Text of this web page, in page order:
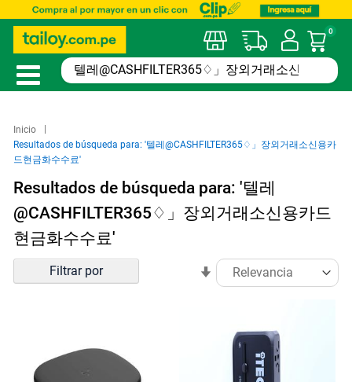
Mi
0
Inicio
Resultados de búsqueda para: '텔레@CASHFILTER365♢」장외거래소신용카
드현금화수수료'
Resultados de búsqueda para: '텔레
@CASHFILTER365♢」장외거래소신용카드
현금화수수료'
Ordenar
por
sentido
Filtrar por